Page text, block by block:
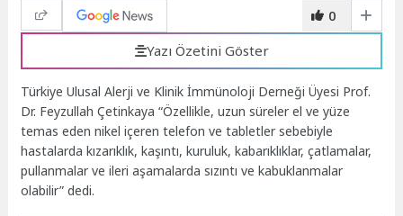
0
Yazı Özetini Göster
Türkiye Ulusal Alerji ve Klinik İmmünoloji Derneği Üyesi Prof.
Dr. Feyzullah Çetinkaya “Özellikle, uzun süreler el ve yüze
temas eden nikel içeren telefon ve tabletler sebebiyle
hastalarda kızarıklık, kaşıntı, kuruluk, kabarıklıklar, çatlamalar,
pullanmalar ve ileri aşamalarda sızıntı ve kabuklanmalar
olabilir” dedi.